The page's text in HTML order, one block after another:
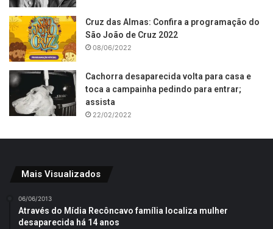
Cruz das Almas: Confira a programação do
São João de Cruz 2022
08/06/2022
Cachorra desaparecida volta para casa e
toca a campainha pedindo para entrar;
assista
22/02/2022
Mais Visualizados
06/06/2013
Através do Mídia Recôncavo família localiza mulher
desaparecida há 14 anos